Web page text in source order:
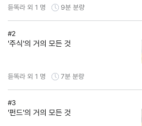
듣똑라 외 1 명 9분 분량
#2
'주식'의 거의 모든 것
듣똑라 외 1 명 7분 분량
#3
'펀드'의 거의 모든 것